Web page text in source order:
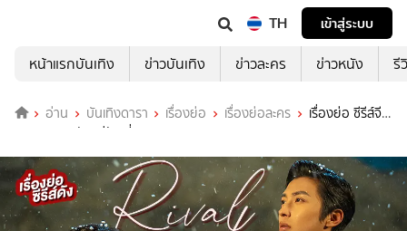
TH
เข้าสู่ระบบ
หน้าแรกบันเทิง
ข่าวบันเทิง ข่าวละคร ข่าวหนัง รี
อ่าน บันเทิงดารา เรื่องย่อ เรื่องย่อละคร
เรื่องย่อ ซีรีส์จีน
Rival Love ศัตรูคู่รัก ที่ TrueID